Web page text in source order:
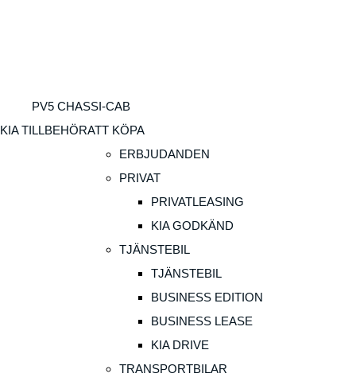
PV5 CHASSI-CAB
KIA TILLBEHÖRATT KÖPA
ERBJUDANDEN
PRIVAT
PRIVATLEASING
KIA GODKÄND
TJÄNSTEBIL
TJÄNSTEBIL
BUSINESS EDITION
BUSINESS LEASE
KIA DRIVE
TRANSPORTBILAR